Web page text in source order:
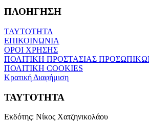
ΠΛΟΗΓΗΣΗ
ΤΑΥΤΟΤΗΤΑ
ΕΠΙΚΟΙΝΩΝΙΑ
ΟΡΟΙ ΧΡΗΣΗΣ
ΠΟΛΙΤΙΚΗ ΠΡΟΣΤΑΣΙΑΣ
ΠΟΛΙΤΙΚΗ COOKIES
Κρατική Διαφήμιση
ΤΑΥΤΟΤΗΤΑ
Εκδότης: Νίκος Χατζηνικολάου